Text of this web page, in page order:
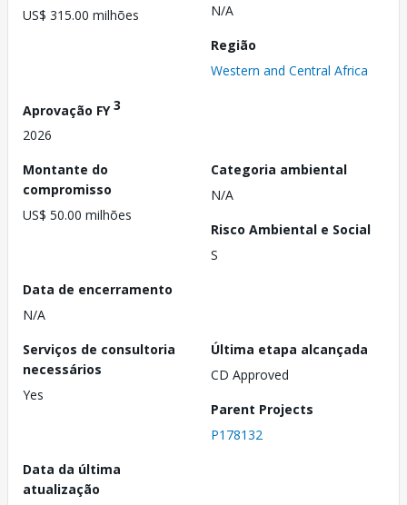
US$ 315.00 milhões
N/A
Região
Western and Central Africa
Aprovação FY3
2026
Montante do
compromisso
US$ 50.00 milhões
Categoria ambiental
N/A
Risco Ambiental e Social
S
Data de encerramento
N/A
Serviços de consultoria
necessários
Yes
Última etapa alcançada
CD Approved
Parent Projects
P178132
Data da última
atualização